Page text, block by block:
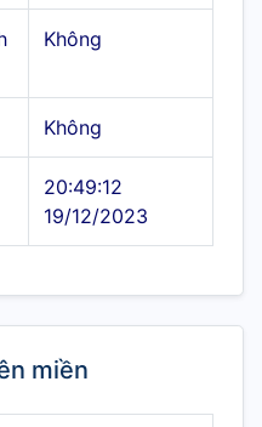
Không
Không
20:49:12
19/12/2023
miền